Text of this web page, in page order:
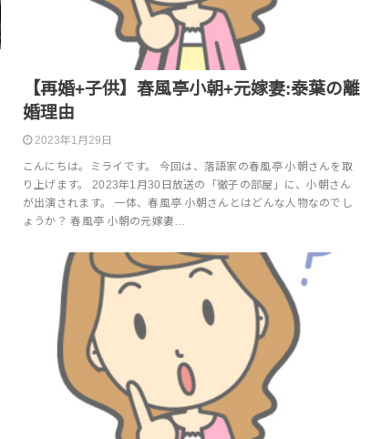
【再婚+子供】春風亭小朝+元嫁妻:泰葉の離
婚理由
2023年1月29日
こんにちは。ミライです。 今回は、落語家の春風亭 小朝さんを取
り上げます。 2023年1月30日放送の「徹子の部屋」に、小朝さん
が出演されます。 一体、春風亭 小朝さんとはどんな人物なのでし
ょうか？ 春風亭 小朝の元嫁妻…